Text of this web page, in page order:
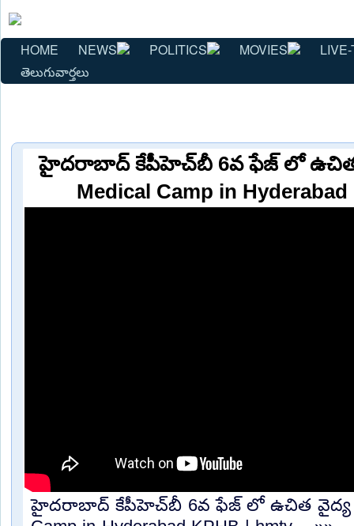
HOME NEWS POLITICS MOVIES
తెలుగువార్తలు
హైదరాబాద్ కేపీహెచ్⁬బీ 6వ ఫేజ్ లో ఉచిత
Medical Camp in
హైదరాబాద్ కేపీహెచ్⁬బీ 6వ ఫేజ్ లో ఉచిత వైద్య